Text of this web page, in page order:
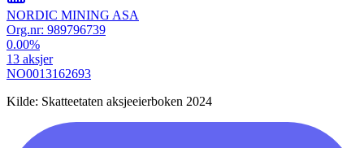
NORDIC MINING ASA
Org.nr: 989796739
0.00%
13 aksjer
NO0013162693
Kilde: Skatteetaten aksjeeierboken 2024